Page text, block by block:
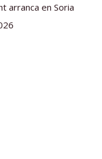
arranca en Soria